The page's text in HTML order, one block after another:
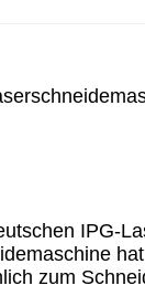
IPG-
zum